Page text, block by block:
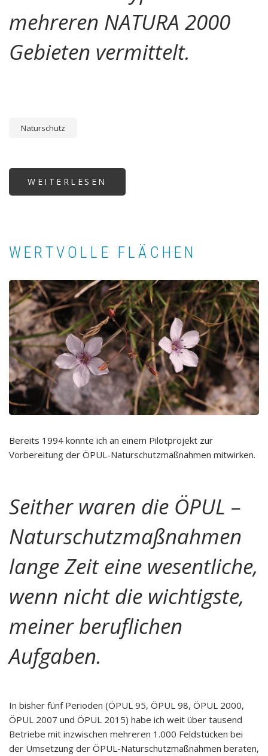
mehreren NATURA 2000
Gebieten vermittelt.
Naturschutz
WEITERLESEN
-
WERTVOLLE FLÄCHEN
Bereits 1994 konnte ich an einem Pilotprojekt zur
Vorbereitung der ÖPUL-Naturschutzmaßnahmen mitwirken.
Seither waren die ÖPUL –
Naturschutzmaßnahmen
lange Zeit eine wesentliche,
wenn nicht die wichtigste,
meiner beruflichen
Aufgaben.
In bisher fünf Perioden (ÖPUL 95, ÖPUL 98, ÖPUL 2000,
ÖPUL 2007 und ÖPUL 2015) habe ich weit über tausend
Betriebe mit inzwischen mehreren 1.000 Feldstücken bei
der Umsetzung der ÖPUL-Naturschutzmaßnahmen beraten,